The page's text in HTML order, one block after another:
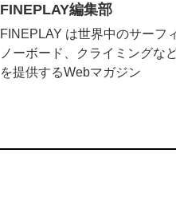
FINEPLAY編集部
FINEPLAY は世界中のサーフ
ノーボード、クライミングな
を提供するWebマガジン